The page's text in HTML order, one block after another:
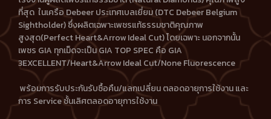
ที่สุด ในเครือ Debeer ประเทศเบลเยี่ยม (DTC Debeer Belgium
Sightholder) ซึ่งผลิตเฉพาะเพชรแท้ธรรมชาติคุณภาพ
สูงสุด(Perfect Heart&Arrow Ideal Cut) โดยเฉพาะ นอกจากนั้น
เพชร GIA ทุกเม็ดจะเป็น GIA TOP SPEC คือ GIA
3EXCELLENT/Heart&Arrow Ideal Cut/None Fluorescence
พร้อมการรับประกันรับซื้อคืน/แลกเปลี่ยน ตลอดอายุการใช้งาน และ
การ Service ชั้นเลิศตลอดอายุการใช้งาน